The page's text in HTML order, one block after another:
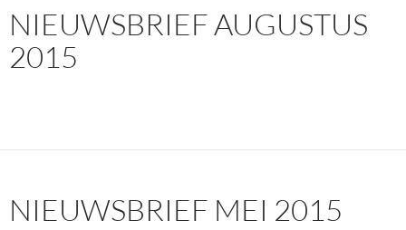
NIEUWSBRIEF AUGUSTUS
2015
NIEUWSBRIEF MEI 2015